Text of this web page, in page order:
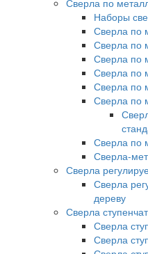
Сверла по
Наборы
Сверла по
Сверла по
Сверла по
Сверла по
Сверла по
Сверла по
Сверла по
Сверла-
Сверла
Сверла
дереву
Сверла
Сверла
Сверла